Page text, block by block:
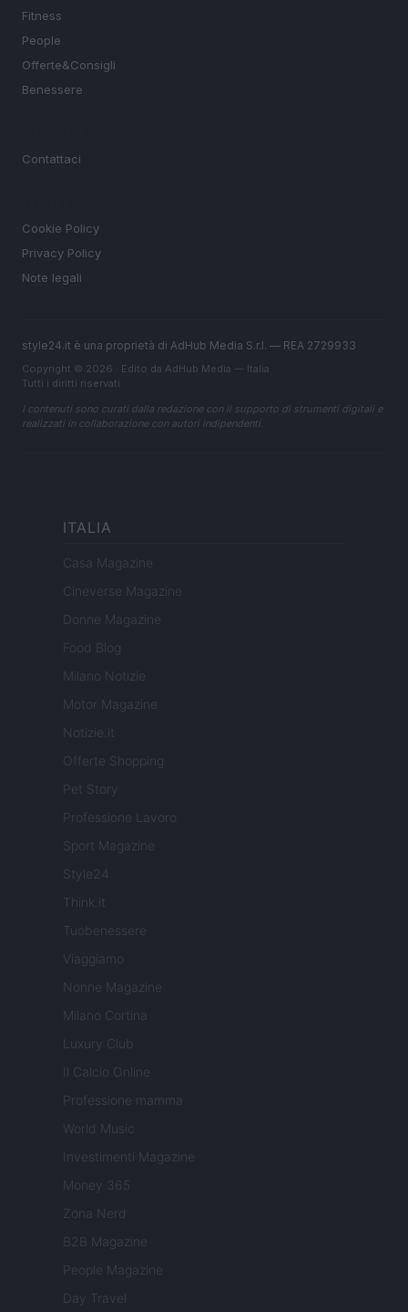
Fitness
People
Offerte&Consigli
Benessere
Contattaci
Cookie Policy
Privacy Policy
Note legali
style24.it è una proprietà di AdHub Media S.r.l. — REA 2729933
Copyright © 2026 · Edito da AdHub Media — Italia
Tutti i diritti riservati
I contenuti sono curati dalla redazione con il supporto di strumenti digitali e
realizzati in collaborazione con autori indipendenti.
ITALIA
Casa Magazine
Cineverse Magazine
Donne Magazine
Food Blog
Milano Notizie
Motor Magazine
Notizie.it
Offerte Shopping
Pet Story
Professione Lavoro
Sport Magazine
Style24
Think.it
Tuobenessere
Viaggiamo
Nonne Magazine
Milano Cortina
Luxury Club
Il Calcio Online
Professione mamma
World Music
Investimenti Magazine
Money 365
Zona Nerd
B2B Magazine
People Magazine
Day Travel